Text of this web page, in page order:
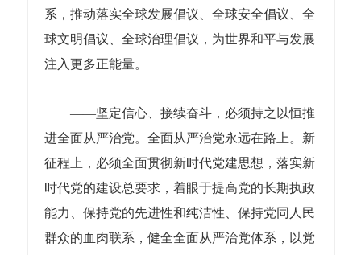
系，推动落实全球发展倡议、全球安全倡议、全
球文明倡议、全球治理倡议，为世界和平与发展
注入更多正能量。
——坚定信心、接续奋斗，必须持之以恒推
进全面从严治党。全面从严治党永远在路上。新
征程上，必须全面贯彻新时代党建思想，落实新
时代党的建设总要求，着眼于提高党的长期执政
能力、保持党的先进性和纯洁性、保持党同人民
群众的血肉联系，健全全面从严治党体系，以党